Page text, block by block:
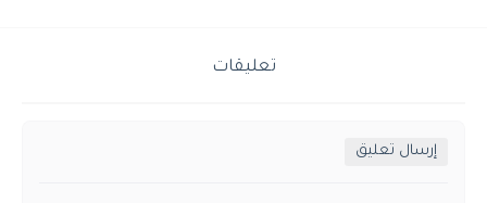
تعليقات
إرسال تعليق